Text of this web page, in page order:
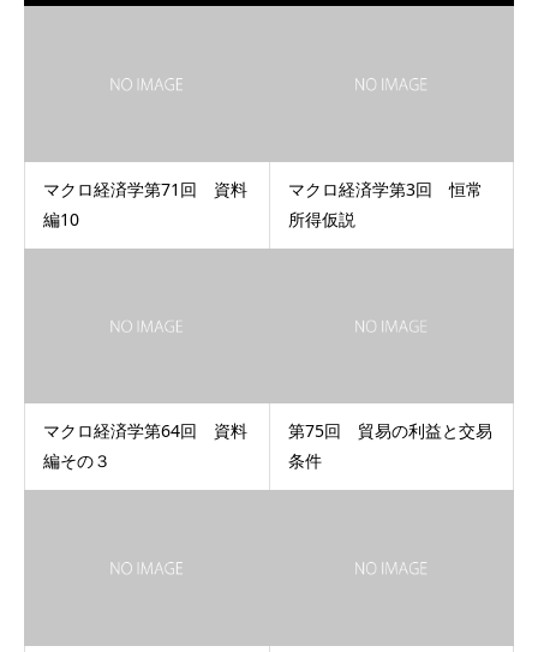
マクロ経済学第71回 資料
編10
マクロ経済学第3回 恒常
所得仮説
マクロ経済学第64回 資料
編その３
第75回 貿易の利益と交易
条件